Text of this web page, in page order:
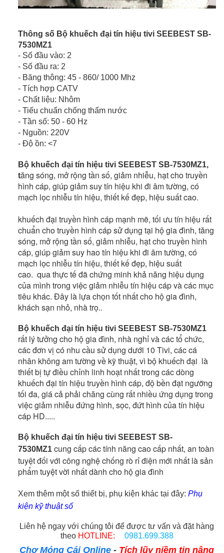
Thông số Bộ khuếch đại tín hiệu tivi SEEBEST SB-
7530MZ1
- Số đầu vào: 2
- Số đầu ra: 2
- Băng thông: 45 - 860/ 1000 Mhz
- Tích hợp CATV
- Chất liệu: Nhôm
- Tiếu chuẩn chống thấm nước
- Tần số: 50 - 60 Hz
- Nguồn: 220V
- Độ ồn: <7
Bộ khuếch đại tín hiệu tivi SEEBEST SB-7530MZ1,
tăng sóng, mở rộng tần số, giảm nhiễu, hạt cho truyền
hình cáp, giúp giảm suy tín hiệu khi đi âm tường, có
mạch lọc nhiễu tín hiệu, thiết kế đẹp, hiệu suất cao.
khuếch đại truyền hình cáp mạnh mẽ, tối ưu tín hiệu rất
chuẩn cho truyền hình cáp sử dụng tại hộ gia đình, tăng
sóng, mở rộng tần số, giảm nhiễu, hạt cho truyền hình
cáp, giúp giảm suy hao tín hiệu khi đi âm tường, có
mạch lọc nhiễu tín hiệu, thiết kế đẹp, hiệu suất
cao. qua thực tế đã chứng minh khả năng hiệu dụng
của mình trong việc giảm nhiễu tín hiệu cáp và các mục
tiêu khác. Đây là lựa chọn tốt nhất cho hộ gia đình,
khách sạn nhỏ, nhà trọ..
Bộ khuếch đại tín hiệu tivi SEEBEST SB-7530MZ1
rất lý tưởng cho hộ gia đình, nhà nghỉ và các tổ chức,
các đơn vị có nhu cầu sử dụng dưới 10 Tivi, các cá
nhân không am tường về kỹ thuật, vì bộ khuếch đại là
thiết bị tự điều chỉnh linh hoạt nhất trong các dòng
khuếch đại tín hiệu truyền hình cáp, độ bền đạt ngưỡng
tối đa, giá cả phải chăng cùng rất nhiều ứng dụng trong
việc giảm nhiễu đứng hình, sọc, đứt hình của tín hiệu
cáp HD.....
Bộ khuếch đại tín hiệu tivi SEEBEST SB-
7530MZ1 cung cấp các tính năng cao cấp nhất, an toàn
tuyệt đối với công nghệ chống rò rỉ điện mới nhất là sản
phẩm tuyệt vời nhất dành cho hộ gia đình
Xem thêm một số thiết bị, phụ kiện khác tại đây:Phụ
kiện kỹ thuật số
Liên hệ ngay với chúng tôi để được tư vấn và đặt hàng
theo HOTLINE: 0981.699.388
Chợ Móng Cái Online - Tích lũy niềm tin nâng